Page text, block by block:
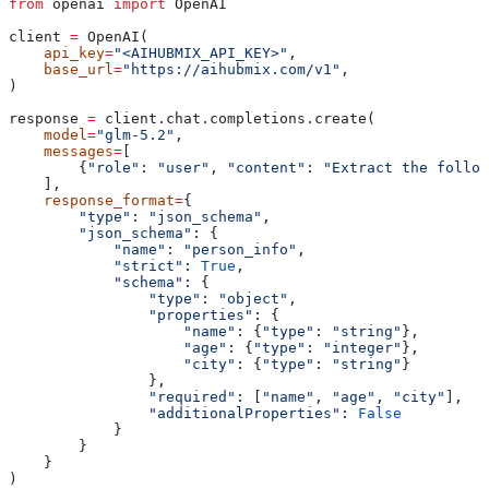
from openai import OpenAI
client = OpenAI(
    api_key
="<AIHUBMIX_API_KEY>" ,
    base_url
="https://aihubmix.com/v1" ,
)
response = client.chat.completions.create(
    model
="glm-5.2" ,
    messages
= [
        {
"role" : "user" , "content" :
"Extract the
    ],
    response_format
={
        "type"
: "json_schema" ,
        "json_schema"
: {
            "name"
: "person_info" ,
            "strict"
: True ,
            "schema"
: {
                "type"
: "object" ,
                "properties"
: {
                    "name"
: { "type" : "string" },
                    "age"
: { "type" : "integer" },
                    "city"
: { "type" : "string" }
                },
                "required"
: [ "name" , "age" , "city" ],
                "additionalProperties"
: False
            }
        }
    }
)